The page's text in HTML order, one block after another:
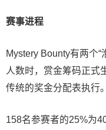
赛事进程
Mystery Bounty有两个
人数时，赏金筹码正式
传统的奖金分配表执行。
158名参赛者的25%为